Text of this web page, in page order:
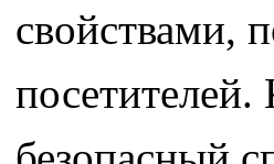
свойствами,